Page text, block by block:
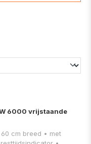
6000 vrijstaande